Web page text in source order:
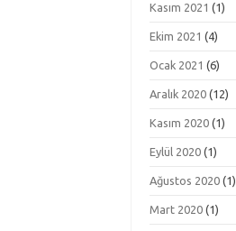
Kasım 2021 (1)
Ekim 2021 (4)
Ocak 2021 (6)
Aralık 2020 (12)
Kasım 2020 (1)
Eylül 2020 (1)
Ağustos 2020 (1)
Mart 2020 (1)